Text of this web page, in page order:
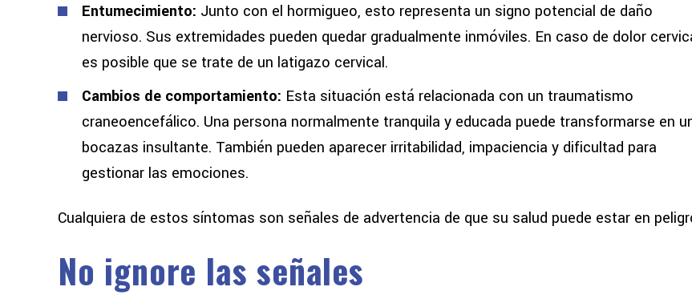
Entumecimiento: Junto con el hormigueo, esto representa un signo potencial de daño
nervioso. Sus extremidades pueden quedar gradualmente inmóviles. En caso de dolor
es posible que se trate de un latigazo cervical.
Cambios de comportamiento: Esta situación está relacionada con un traumatismo
craneoencefálico. Una persona normalmente tranquila y educada puede transformarse en
bocazas insultante. También pueden aparecer irritabilidad, impaciencia y dificultad para
gestionar las emociones.
Cualquiera de estos síntomas son señales de advertencia de que su salud puede estar en
No ignore las señales